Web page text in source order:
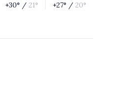
+30° / 21° +27° / 20°